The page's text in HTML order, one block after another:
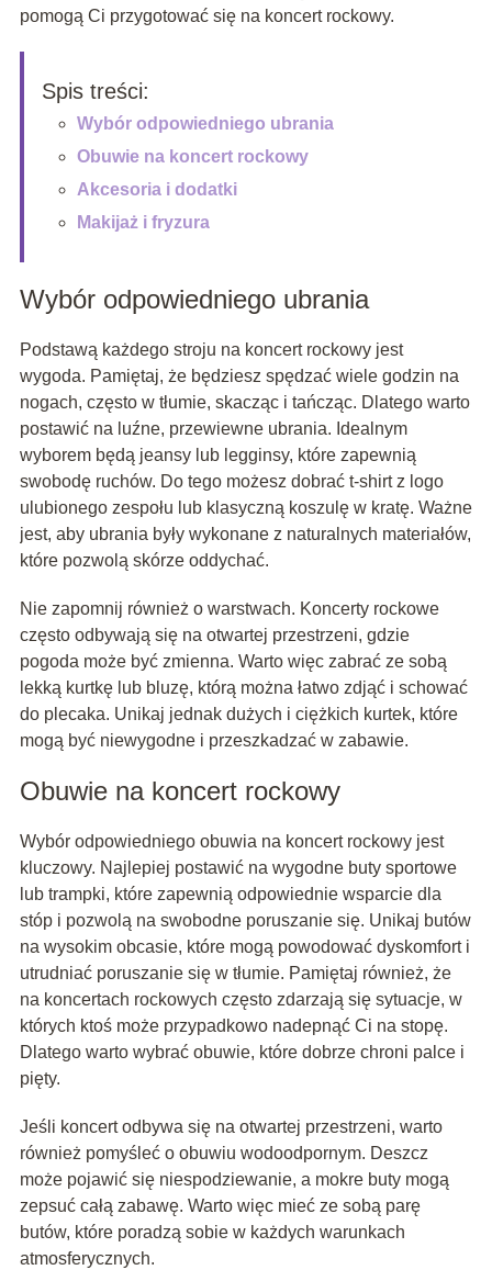
pomogą Ci przygotować się na koncert rockowy.
Spis treści:
Wybór odpowiedniego ubrania
Obuwie na koncert rockowy
Akcesoria i dodatki
Makijaż i fryzura
Wybór odpowiedniego ubrania
Podstawą każdego stroju na koncert rockowy jest
wygoda. Pamiętaj, że będziesz spędzać wiele godzin na
nogach, często w tłumie, skacząc i tańcząc. Dlatego warto
postawić na luźne, przewiewne ubrania. Idealnym
wyborem będą jeansy lub legginsy, które zapewnią
swobodę ruchów. Do tego możesz dobrać t-shirt z logo
ulubionego zespołu lub klasyczną koszulę w kratę. Ważne
jest, aby ubrania były wykonane z naturalnych materiałów,
które pozwolą skórze oddychać.
Nie zapomnij również o warstwach. Koncerty rockowe
często odbywają się na otwartej przestrzeni, gdzie
pogoda może być zmienna. Warto więc zabrać ze sobą
lekką kurtkę lub bluzę, którą można łatwo zdjąć i schować
do plecaka. Unikaj jednak dużych i ciężkich kurtek, które
mogą być niewygodne i przeszkadzać w zabawie.
Obuwie na koncert rockowy
Wybór odpowiedniego obuwia na koncert rockowy jest
kluczowy. Najlepiej postawić na wygodne buty sportowe
lub trampki, które zapewnią odpowiednie wsparcie dla
stóp i pozwolą na swobodne poruszanie się. Unikaj butów
na wysokim obcasie, które mogą powodować dyskomfort i
utrudniać poruszanie się w tłumie. Pamiętaj również, że
na koncertach rockowych często zdarzają się sytuacje, w
których ktoś może przypadkowo nadepnąć Ci na stopę.
Dlatego warto wybrać obuwie, które dobrze chroni palce i
pięty.
Jeśli koncert odbywa się na otwartej przestrzeni, warto
również pomyśleć o obuwiu wodoodpornym. Deszcz
może pojawić się niespodziewanie, a mokre buty mogą
zepsuć całą zabawę. Warto więc mieć ze sobą parę
butów, które poradzą sobie w każdych warunkach
atmosferycznych.